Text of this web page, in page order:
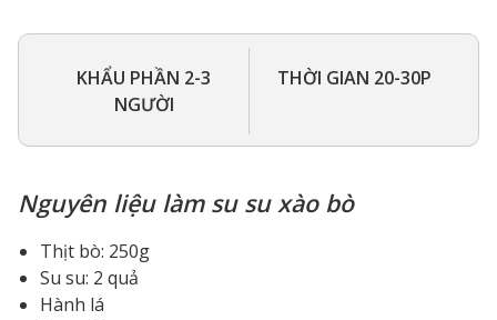
KHẨU PHẦN 2-3
NGƯỜI
THỜI GIAN 20-30P
Nguyên liệu làm su su xào bò
Thịt bò: 250g
Su su: 2 quả
Hành lá